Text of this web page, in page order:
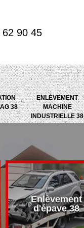
62 90 45
38
ENLÈVEMENT
MACHINE
INDUSTRIELLE 38
Enlèvement
d'épave 38